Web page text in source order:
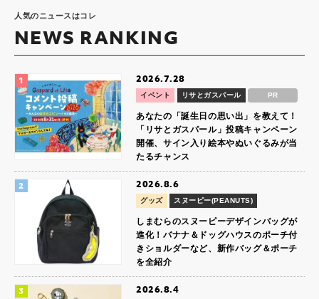
人気のニュースはコレ
NEWS RANKING
2026.7.28
イベント リサとガスパール PR
あなたの「誕生日の思い出」を教えて！
「リサとガスパール」投稿キャンペーン
開催、サイン入り絵本やぬいぐるみが当
たるチャンス
2026.8.6
グッズ スヌーピー(PEANUTS)
しまむらのスヌーピーデザインバッグが
進化！バナナ＆ドッグハウスのポーチ付
きショルダーなど、新作バッグ＆ポーチ
を全紹介
2026.8.4